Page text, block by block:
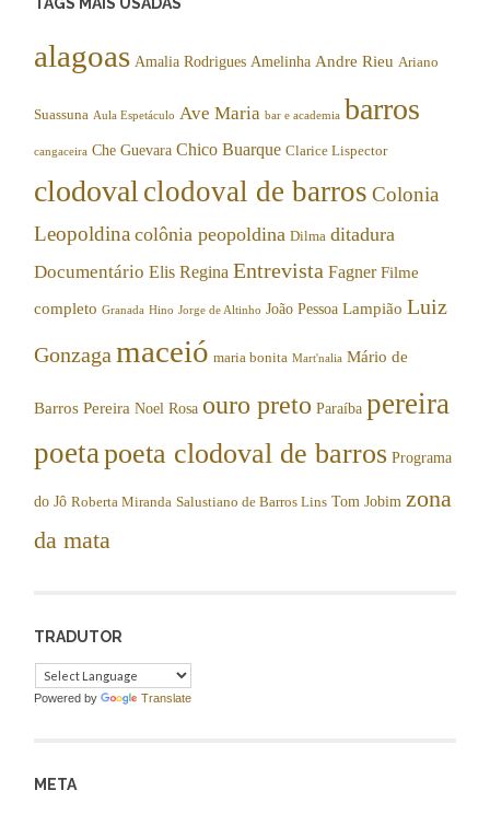
alagoas Amalia Rodrigues Amelinha Andre Rieu Ariano
Suassuna Aula Espetáculo Ave Maria bar e academia barros
cangaceira Che Guevara Chico Buarque Clarice Lispector
clodoval clodoval de barros Colonia
Leopoldina colônia peopoldina Dilma ditadura
Documentário Elis Regina Entrevista Fagner Filme
completo Granada Hino Jorge de Altinho João Pessoa Lampião Luiz
Gonzaga maceió maria bonita Mart'nalia Mário de
Barros Pereira Noel Rosa ouro preto Paraíba pereira
poetapoeta clodoval de barros Programa
do Jô Roberta Miranda Salustiano de Barros Lins Tom Jobim zona
da mata
TRADUTOR
Powered by Translate
META